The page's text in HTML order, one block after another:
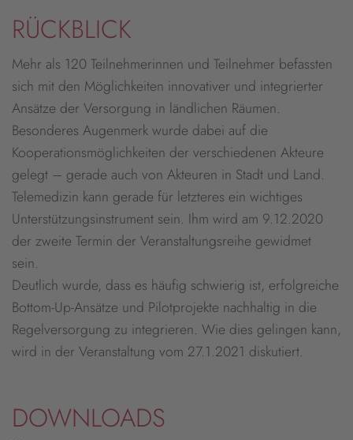
RÜCKBLICK
Mehr als 120 Teilnehmerinnen und Teilnehmer befassten
sich mit den Möglichkeiten innovativer und integrierter
Ansätze der Versorgung in ländlichen Räumen.
Besonderes Augenmerk wurde dabei auf die
Kooperationsmöglichkeiten der verschiedenen Akteure
gelegt – gerade auch von Akteuren in Stadt und Land.
Telemedizin kann gerade für letzteres ein wichtiges
Unterstützungsinstrument sein. Ihm wird am 9.12.2020
der zweite Termin der Veranstaltungsreihe gewidmet
sein.
Deutlich wurde, dass es häufig schwierig ist, erfolgreiche
Bottom-Up-Ansätze und Pilotprojekte nachhaltig in die
Regelversorgung zu integrieren. Wie dies gelingen kann,
wird in der Veranstaltung vom 27.1.2021 diskutiert.
DOWNLOADS